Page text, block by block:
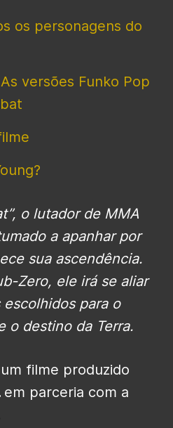
os personagens do
versões Funko Pop
o lutador de MMA
a apanhar por
sua ascendência.
Zero, ele irá se aliar
para o
o destino da Terra.
filme produzido
em parceria com a